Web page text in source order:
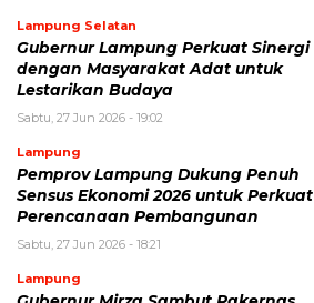
Lampung Selatan
Gubernur Lampung Perkuat Sinergi
dengan Masyarakat Adat untuk
Lestarikan Budaya
Sabtu, 27 Jun 2026 - 19:02
Lampung
Pemprov Lampung Dukung Penuh
Sensus Ekonomi 2026 untuk Perkuat
Perencanaan Pembangunan
Sabtu, 27 Jun 2026 - 18:21
Lampung